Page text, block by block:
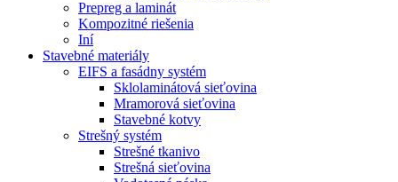
Prepreg a laminát
Kompozitné riešenia
Iní
Stavebné materiály
EIFS a fasádny systém
Sklolaminátová sieťovina
Mramorová sieťovina
Stavebné kotvy
Strešný systém
Strešné tkanivo
Strešná sieťovina